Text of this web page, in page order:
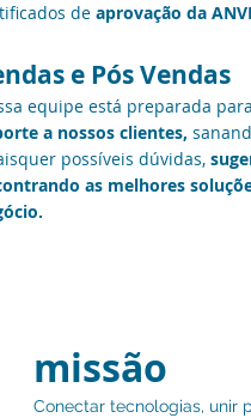
de aprovação da
e Pós Vendas
equipe está preparada
a nossos clientes,
possíveis dúvidas,
as melhores
missão
Conectar tecnologias, unir